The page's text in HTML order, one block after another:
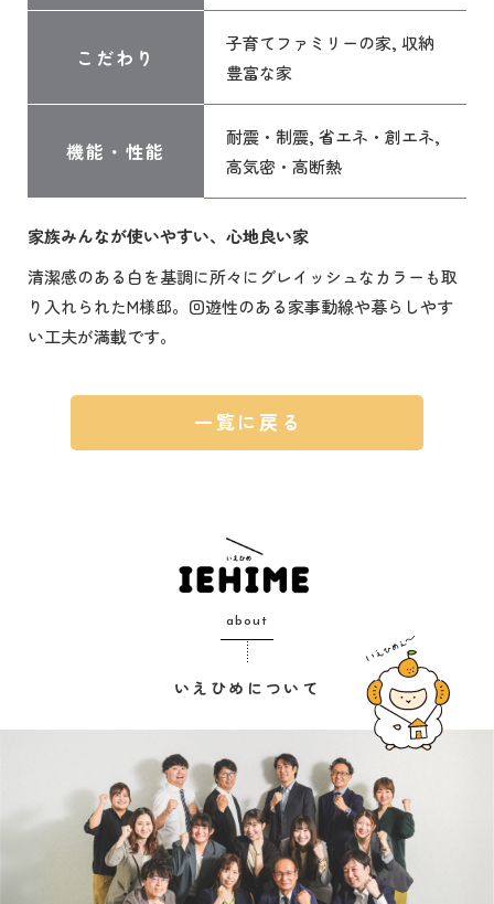
こだわり
子育てファミリーの家, 収納
豊富な家
機能・性能
耐震・制震, 省エネ・創エネ,
高気密・高断熱
家族みんなが使いやすい、心地良い家
清潔感のある白を基調に所々にグレイッシュなカラーも取
り入れられたM様邸。回遊性のある家事動線や暮らしやす
い工夫が満載です。
一覧に戻る
about
いえひめについて